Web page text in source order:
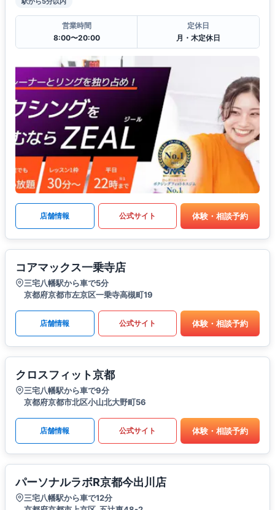
営業時間
8:00〜20:00
定休日
月・木定休日
店舗情報 公式サイト 体験・相談予約
コアマックス一乗寺店
三宅八幡駅から車で5分
京都府京都市左京区一乗寺高槻町19
店舗情報 公式サイト 体験・相談予約
クロスフィット京都
三宅八幡駅から車で9分
京都府京都市北区小山北大野町56
店舗情報 公式サイト 体験・相談予約
パーソナルラボR京都今出川店
三宅八幡駅から車で12分